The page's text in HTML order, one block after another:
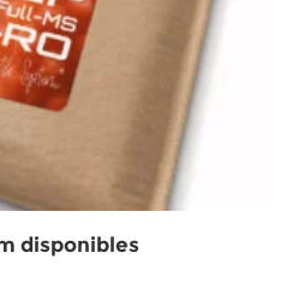
disponibles